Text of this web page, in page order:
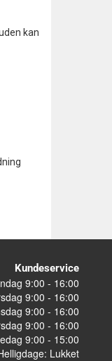
kan
Kundeservice
9:00 - 16:00
9:00 - 16:00
9:00 - 16:00
9:00 - 16:00
9:00 - 15:00
Lukket